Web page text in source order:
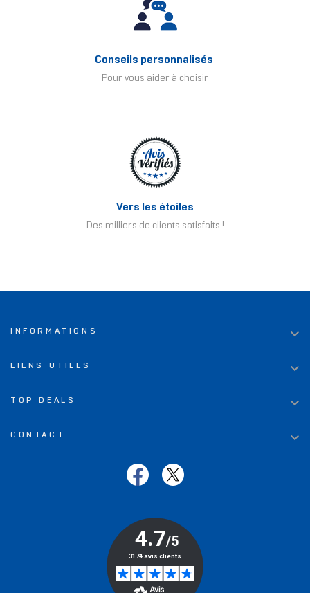
Conseils personnalisés
Pour vous aider à choisir
Vers les étoiles
Des milliers de clients satisfaits !
INFORMATIONS 
LIENS UTILES 
TOP DEALS 
CONTACT 